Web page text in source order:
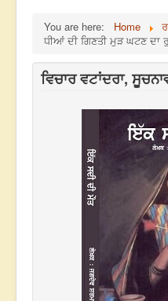
You are here: Home
ਧੀਆਂ ਦੀ ਗਿਣਤੀ ਮੁੜ ਘਟਣ ਦਾ
ਵਿਚਾਰ ਵਟਾਂਦਰਾ,